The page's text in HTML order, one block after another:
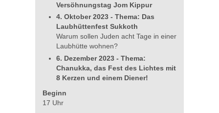
Versöhnungstag Jom Kippur
4. Oktober 2023 - Thema: Das
Laubhüttenfest Sukkoth
Warum sollen Juden acht Tage in einer
Laubhütte wohnen?
6. Dezember 2023 - Thema:
Chanukka, das Fest des Lichtes mit
8 Kerzen und einem Diener!
Beginn
17 Uhr